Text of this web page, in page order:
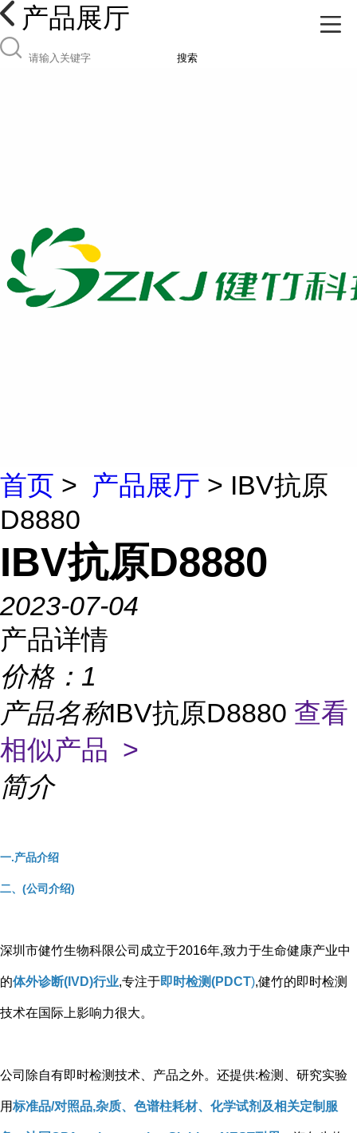
产品展厅
搜索
首页 > 产品展厅 > IBV抗原
D8880
IBV抗原D8880
2023-07-04
产品详情
价格： 1
产品名称IBV抗原D8880 查看
相似产品 >
简介
一.产品介绍
二、(公司介绍)
深圳市健竹生物科限公司成立于2016年,致力于生命健康产业中
的体外诊断(IVD)行业,专注于即时检测(PDCT),健竹的即时检测
技术在国际上影响力很大。
公司除自有即时检测技术、产品之外。还提供:检测、研究实验
用标准品/对照品,杂质、色谱柱耗材、化学试剂及相关定制服